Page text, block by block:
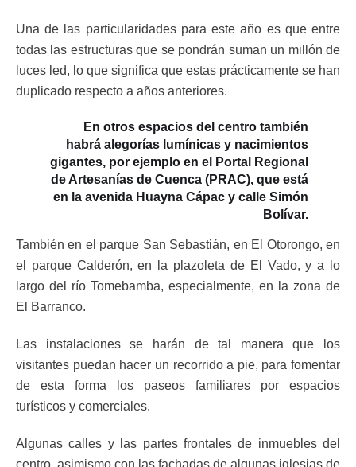
Una de las particularidades para este año es que entre
todas las estructuras que se pondrán suman un millón de
luces led, lo que significa que estas prácticamente se han
duplicado respecto a años anteriores.
En otros espacios del centro también
habrá alegorías lumínicas y nacimientos
gigantes, por ejemplo en el Portal Regional
de Artesanías de Cuenca (PRAC), que está
en la avenida Huayna Cápac y calle Simón
Bolívar.
También en el parque San Sebastián, en El Otorongo, en
el parque Calderón, en la plazoleta de El Vado, y a lo
largo del río Tomebamba, especialmente, en la zona de
El Barranco.
Las instalaciones se harán de tal manera que los
visitantes puedan hacer un recorrido a pie, para fomentar
de esta forma los paseos familiares por espacios
turísticos y comerciales.
Algunas calles y las partes frontales de inmuebles del